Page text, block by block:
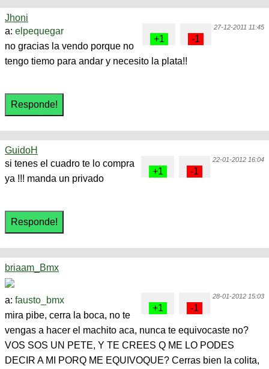
Jhoni
27-12-2011 11:45
a: elpequegar
no gracias la vendo porque no
tengo tiemo para andar y necesito la plata!!
GuidoH
22-01-2012 16:04
si tenes el cuadro te lo compra
ya !!! manda un privado
briaam_Bmx
28-01-2012 15:03
a: fausto_bmx
mira pibe, cerra la boca, no te
vengas a hacer el machito aca, nunca te equivocaste no?
VOS SOS UN PETE, Y TE CREES Q ME LO PODES
DECIR A MI PORQ ME EQUIVOQUE? Cerras bien la colita,